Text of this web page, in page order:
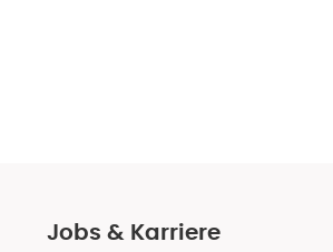
Jobs & Karriere